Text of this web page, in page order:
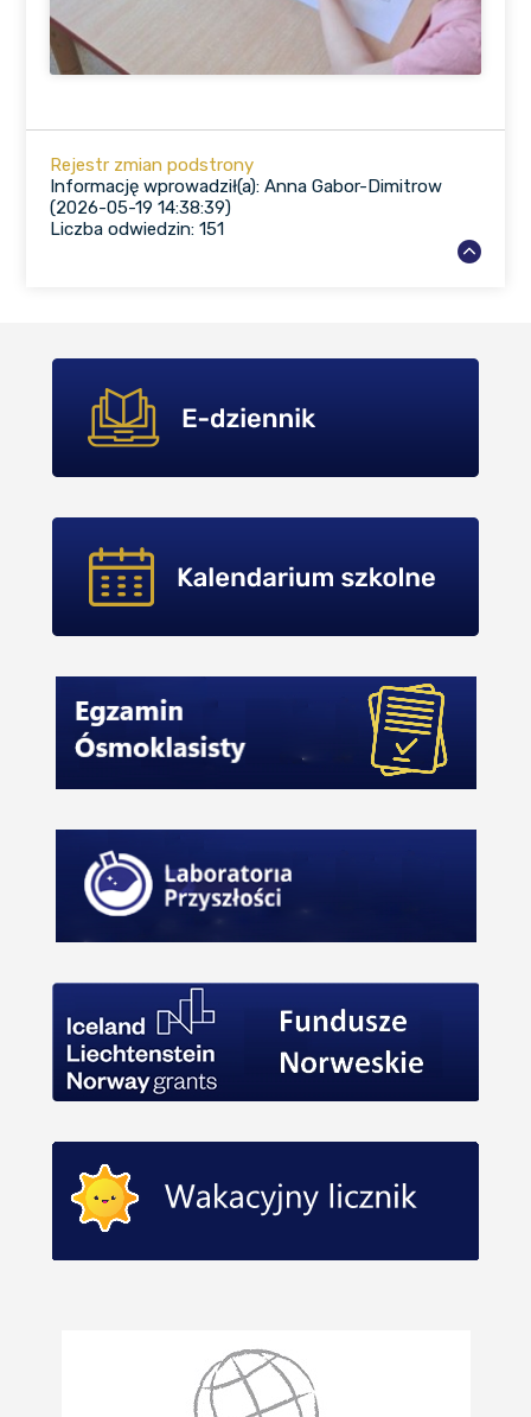
Rejestr zmian podstrony
Informację wprowadził(a): Anna Gabor-Dimitrow
(2026-05-19 14:38:39)
Liczba odwiedzin: 151